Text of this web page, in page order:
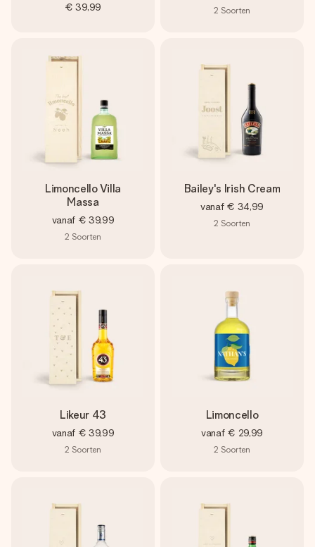
€ 39,99 2 Soorten
Limoncello Villa
Massa
vanaf € 39,99
2 Soorten
Bailey's Irish Cream
vanaf € 34,99
2 Soorten
Likeur 43
vanaf € 39,99
2 Soorten
Limoncello
vanaf € 29,99
2 Soorten